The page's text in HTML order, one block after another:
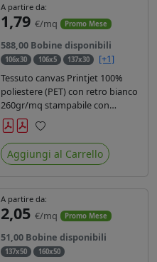
A partire da:
1,79 €/mq Promo Mese
588,00 Bobine disponibili
106x30 106x5 137x30
[+1]
Tessuto canvas Printjet 100%
poliestere (PET) con retro bianco
260gr/mq stampabile con
inchiostri solvente, ecosolvente,
uv e latex.
Preferiti
Aggiungi al Carrello
A partire da:
2,05 €/mq Promo Mese
51,00 Bobine disponibili
137x50 160x50